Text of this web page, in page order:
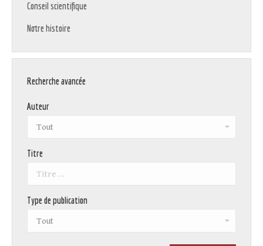
Conseil scientifique
Notre histoire
Recherche avancée
Auteur
Titre
Type de publication